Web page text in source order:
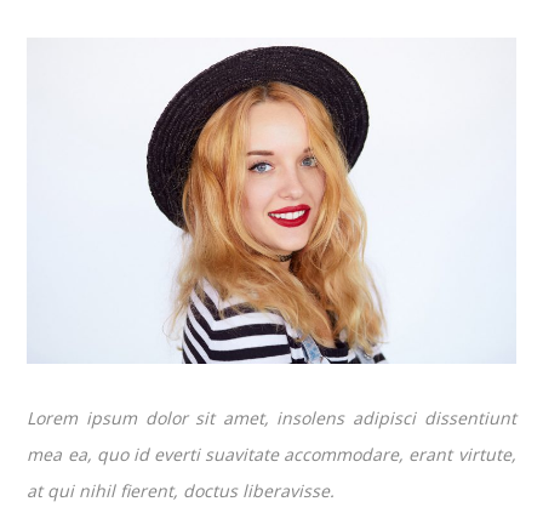
Lorem ipsum dolor sit amet, insolens adipisci dissentiunt
mea ea, quo id everti suavitate accommodare, erant virtute,
at qui nihil fierent, doctus liberavisse.